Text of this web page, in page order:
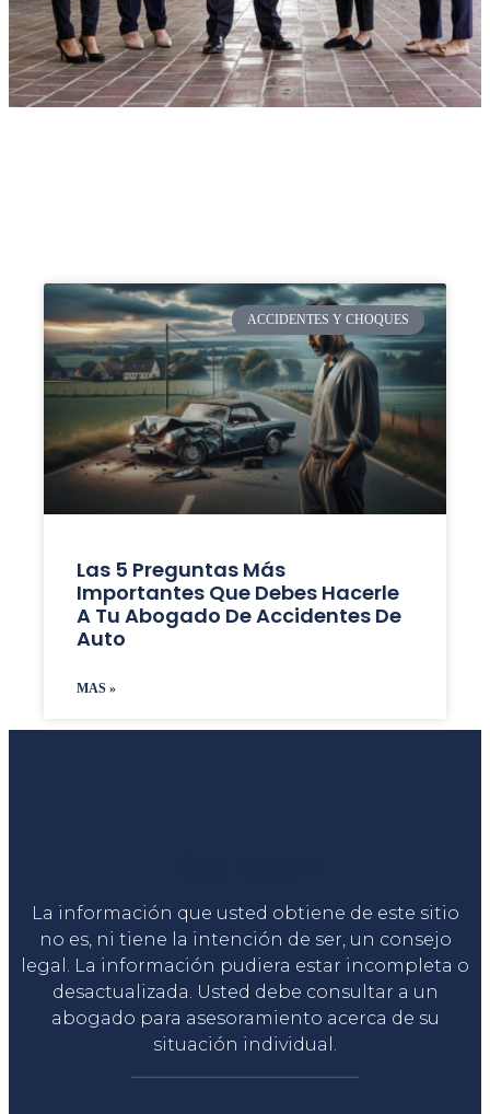
ACCIDENTES Y CHOQUES
Las 5 Preguntas Más
Importantes Que Debes Hacerle
A Tu Abogado De Accidentes De
Auto
MAS »
La información que usted obtiene de este sitio
no es, ni tiene la intención de ser, un consejo
legal. La información pudiera estar incompleta o
desactualizada. Usted debe consultar a un
abogado para asesoramiento acerca de su
situación individual.